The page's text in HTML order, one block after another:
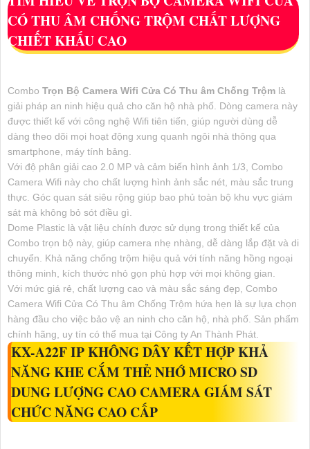
CÓ THU ÂM CHỐNG TRỘM CHẤT LƯỢNG
CHIẾT KHẤU CAO
Combo Trọn Bộ Camera Wifi Cửa Có Thu âm Chống Trộm là
giải pháp an ninh hiệu quả cho căn hộ nhà phố. Dòng camera này
được thiết kế với công nghệ Wifi tiên tiến, giúp người dùng dễ
dàng theo dõi mọi hoạt động xung quanh ngôi nhà thông qua
smartphone, máy tính bảng.
Với độ phân giải cao 2.0 MP và cảm biến hình ảnh 1/3, Combo
Camera Wifi này cho chất lượng hình ảnh sắc nét, màu sắc trung
thực. Góc quan sát siêu rộng giúp bao phủ toàn bộ khu vực giám
sát mà không bỏ sót điều gì.
Dome Plastic là vật liệu chính được sử dụng trong thiết kế của
Combo trọn bộ này, giúp camera nhẹ nhàng, dễ dàng lắp đặt và di
chuyển. Khả năng chống trộm hiệu quả với tính năng hồng ngoại
thông minh, kích thước nhỏ gọn phù hợp với mọi không gian.
Với mức giá rẻ, chất lượng cao và màu sắc sáng đẹp, Combo
Camera Wifi Cửa Có Thu âm Chống Trộm hứa hẹn là sự lựa chọn
hàng đầu cho việc bảo vệ an ninh cho căn hộ, nhà phố. Sản phẩm
chính hãng, uy tín có thể mua tại Công ty An Thành Phát.
KX-A22FIP KHÔNG DÂY KẾT HỢP KHẢ
NĂNG KHE CẮM THẺ NHỚ MICRO SD
DUNG LƯỢNG CAO CAMERA GIÁM SÁT
CHỨC NĂNG CAO CẤP